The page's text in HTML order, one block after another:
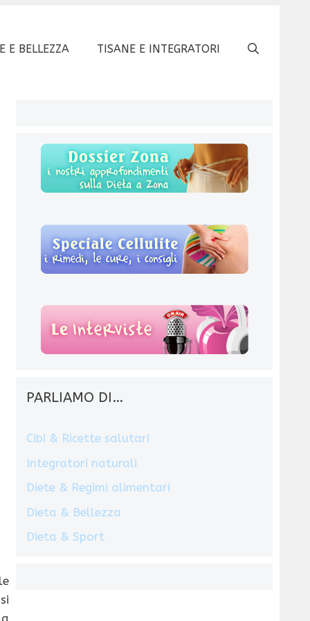
E BELLEZZA TISANE E INTEGRATORI
PARLIAMO DI…
Cibi & Ricette salutari
Integratori naturali
Diete & Regimi alimentari
Dieta & Bellezza
Dieta & Sport